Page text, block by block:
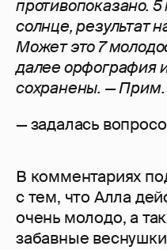
противопоказано.
солнце, результат
Может это 7
далее орфография
сохранены. — Прим.
—задалась
В комментариях
с тем, что Алла
очень молодо, а
забавные